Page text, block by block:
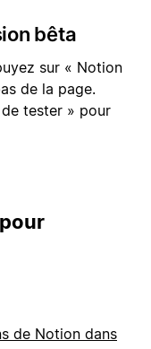
bêta
sur « Notion
de la page.
tester » pour
de Notion dans